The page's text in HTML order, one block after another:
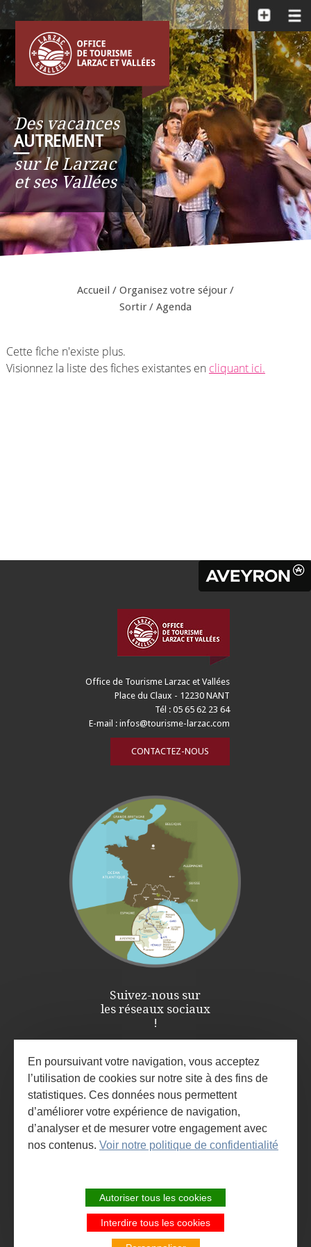
Des vacances
AUTREMENT
__
sur le Larzac
et ses Vallées
Accueil / Organisez votre séjour /
Sortir / Agenda
Cette fiche n'existe plus.
Visionnez la liste des fiches existantes en cliquant ici.
Office de Tourisme Larzac et Vallées
Place du Claux - 12230 NANT
Tél : 05 65 62 23 64
E-mail :infos@tourisme-larzac.com
CONTACTEZ-NOUS
Suivez-nous sur
les réseaux sociaux
!
INSCRIVEZ-VOUS À LA NEWSLETTER
ET À L'AGENDA DES ANIMATIONS
SITE DE LA COMMUNAUTÉ DE
COMMUNES LARZAC ET VALLÉES
En poursuivant votre navigation, vous acceptez
l’utilisation de cookies sur notre site à des fins de
statistiques. Ces données nous permettent
d’améliorer votre expérience de navigation,
d’analyser et de mesurer votre engagement avec
nos contenus. Voir notre politique de confidentialité
Autoriser tous les cookies
Interdire tous les cookies